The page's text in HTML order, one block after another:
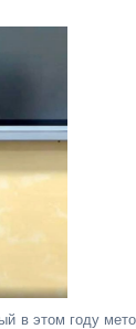
в этом году